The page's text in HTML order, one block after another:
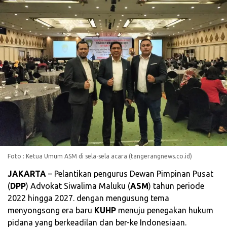
Foto : Ketua Umum ASM di sela-sela acara (tangerangnews.co.id)
JAKARTA – Pelantikan pengurus Dewan Pimpinan Pusat
(DPP) Advokat Siwalima Maluku (ASM) tahun periode
2022 hingga 2027. dengan mengusung tema
menyongsong era baru KUHP menuju penegakan hukum
pidana yang berkeadilan dan ber-ke Indonesiaan.